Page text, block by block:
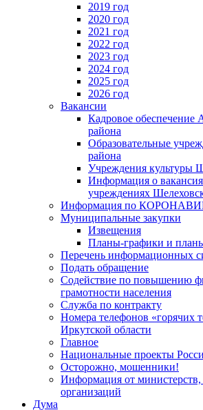
2019 год
2020 год
2021 год
2022 год
2023 год
2024 год
2025 год
2026 год
Вакансии
Кадровое обеспечение
района
Образовательные
района
Учреждения культуры
Информация о
учреждениях
Информация по
Муниципальные закупки
Извещения
Планы-графики и
Перечень информационных
Подать обращение
Содействие по повышению
грамотности населения
Служба по контракту
Номера телефонов «горячих
Иркутской области
Главное
Национальные проекты
Осторожно, мошенники!
Информация от
организаций
Дума